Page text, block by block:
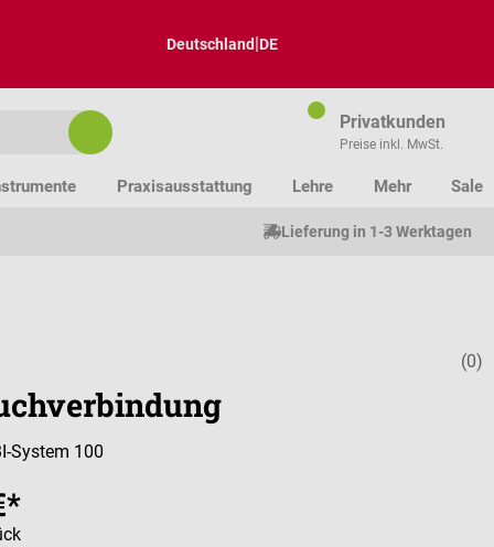
Deutschland|DE
Privatkunden
Preise inkl. MwSt.
Praxisausstattung Lehre Mehr Sale
Lieferung in 1-3 Werktagen
(0)
System 100